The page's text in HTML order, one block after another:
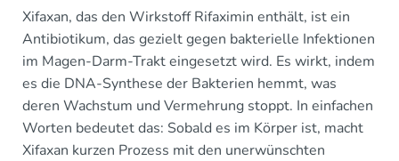
Xifaxan, das den Wirkstoff Rifaximin enthält, ist ein
Antibiotikum, das gezielt gegen bakterielle Infektionen
im Magen-Darm-Trakt eingesetzt wird. Es wirkt, indem
es die DNA-Synthese der Bakterien hemmt, was
deren Wachstum und Vermehrung stoppt. In einfachen
Worten bedeutet das: Sobald es im Körper ist, macht
Xifaxan kurzen Prozess mit den unerwünschten